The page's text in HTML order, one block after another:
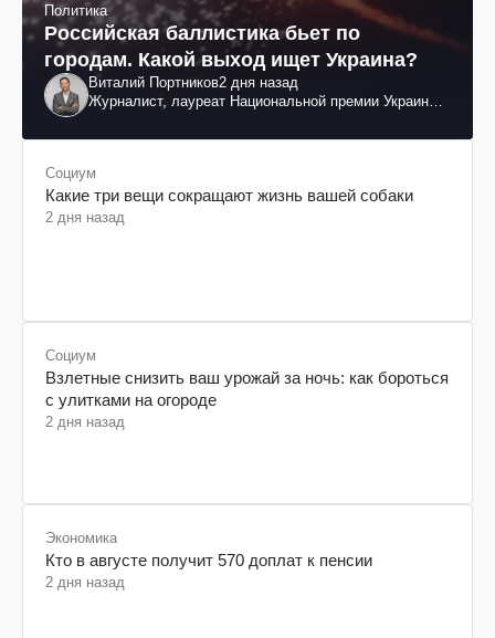
Политика
Российская баллистика бьет по
городам. Какой выход ищет Украина?
Виталий Портников2 дня назад
Журналист, лауреат Национальной премии Украины
Социум
Какие три вещи сокращают жизнь вашей собаки
2 дня назад
Социум
Взлетные снизить ваш урожай за ночь: как бороться
с улитками на огороде
2 дня назад
Экономика
Кто в августе получит 570 доплат к пенсии
2 дня назад